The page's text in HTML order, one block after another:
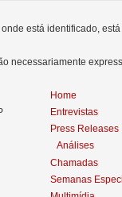
está identificado,
necessariamente
Home
Entrevistas
Press Releases
Análises
Chamadas
Semanas